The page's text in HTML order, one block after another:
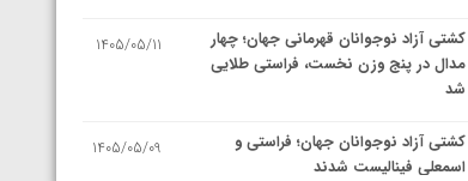
کشتی آزاد نوجوانان قهرمانی جهان؛ چهار
مدال در پنج وزن نخست، فراستی طلایی
شد
1405/05/11
کشتی آزاد نوجوانان جهان؛ فراستی و
اسمعلی فینالیست شدند
1405/05/09